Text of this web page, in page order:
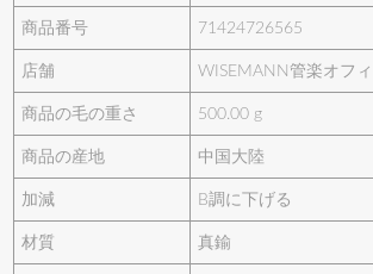
商品番号 71424726565
店舗 WISEMANN管楽オフ
商品の毛の重さ 500.00 g
商品の産地 中国大陸
加減 B調に下げる
材質 真鍮